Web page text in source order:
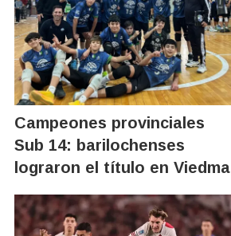
Campeones provinciales
Sub 14: barilochenses
lograron el título en Viedma